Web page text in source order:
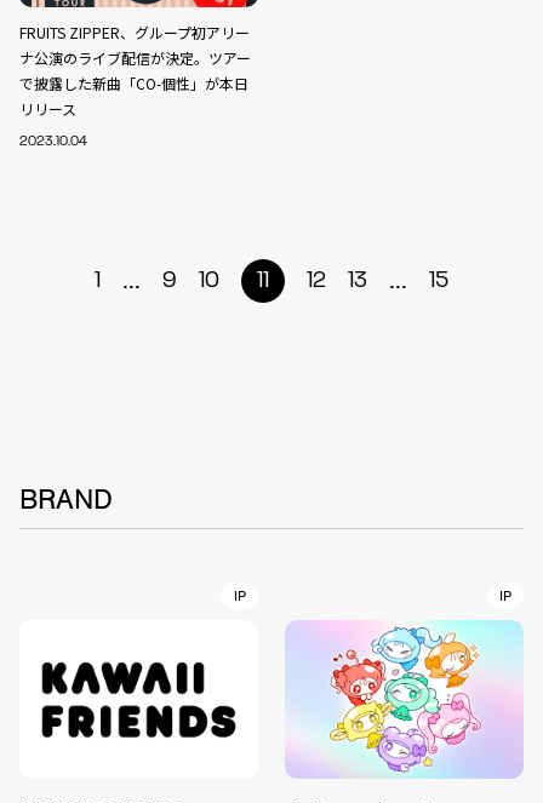
FRUITS ZIPPER、グループ初アリー
ナ公演のライブ配信が決定。ツアー
で披露した新曲「CO-個性」が本日
リリース
2023.10.04
1 ... 9 10 11 12 13 ... 15
BRAND
IP IP